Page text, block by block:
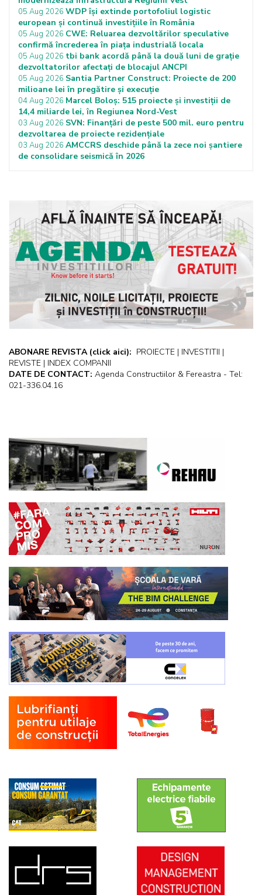
05 Aug 2026 WDP își extinde portofoliul logistic
european și continuă investițiile în România
05 Aug 2026 CWE: Reluarea dezvoltărilor speculative
confirmă încrederea în piața industrială locala
05 Aug 2026 tbi bank acordă până la două luni de grație
dezvoltatorilor afectați de blocajul ANCPI
05 Aug 2026 Santia Partner Construct: Proiecte de 200
milioane lei în pregătire și execuție
04 Aug 2026 Marcel Boloș: 515 proiecte și investiții de
14,4 miliarde lei, în Regiunea Nord-Vest
03 Aug 2026 SVN: Finanțări de peste 500 mil. euro pentru
dezvoltarea de proiecte rezidențiale
03 Aug 2026 AMCCRS deschide până la zece noi șantiere
de consolidare seismică în 2026
ABONARE REVISTA (click aici): PROIECTE | INVESTITII |
REVISTE | INDEX COMPANII
DATE DE CONTACT: Agenda Constructiilor & Fereastra - Tel:
021-336.04.16